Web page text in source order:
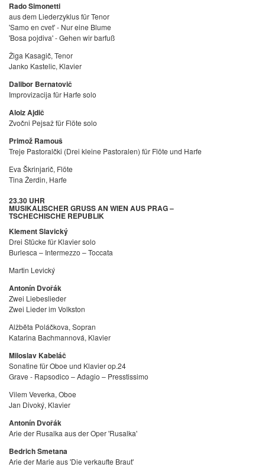
Rado Simonetti
aus dem Liederzyklus für Tenor
'Samo en cvet' - Nur eine Blume
'Bosa pojdiva' - Gehen wir barfuß
Žiga Kasagič, Tenor
Janko Kastelic, Klavier
Dalibor Bernatovič
Improvizacija für Harfe solo
Aloiz Ajdič
Zvočni Pejsaž für Flöte solo
Primož Ramouš
Treje Pastoralčki (Drei kleine Pastoralen) für Flöte und Harfe
Eva Škrinjarič, Flöte
Tina Žerdin, Harfe
23.30 UHR
MUSIKALISCHER GRUSS AN WIEN AUS PRAG –
TSCHECHISCHE REPUBLIK
Klement Slavický
Drei Stücke für Klavier solo
Burlesca – Intermezzo – Toccata
Martin Levický
Antonín Dvořák
Zwei Liebeslieder
Zwei Lieder im Volkston
Alžbĕta Poláčkova, Sopran
Katarina Bachmannová, Klavier
Miloslav Kabeláč
Sonatine für Oboe und Klavier op.24
Grave - Rapsodico – Adagio – Presstissimo
Vilem Veverka, Oboe
Jan Divoký, Klavier
Antonín Dvořák
Arie der Rusalka aus der Oper 'Rusalka'
Bedrich Smetana
Arie der Marie aus 'Die verkaufte Braut'